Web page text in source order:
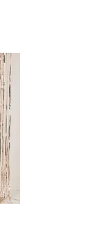
strapčeky